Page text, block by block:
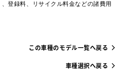
登録料、リサイクル料金などの諸費用
この車種のモデル一覧へ戻る
車種選択へ戻る